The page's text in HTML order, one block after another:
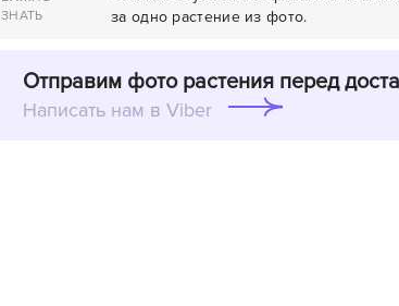
ЗНАТЬ
за одно растение из фото.
Отправим фото растения перед
Написать нам в Viber